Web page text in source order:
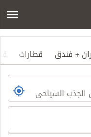
+ فندق قطارات